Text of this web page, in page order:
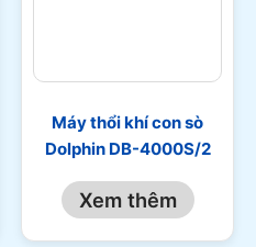
Máy thổi khí con sò
Dolphin DB-4000S/2
Xem thêm